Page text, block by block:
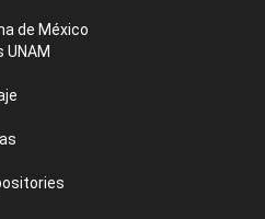
de México